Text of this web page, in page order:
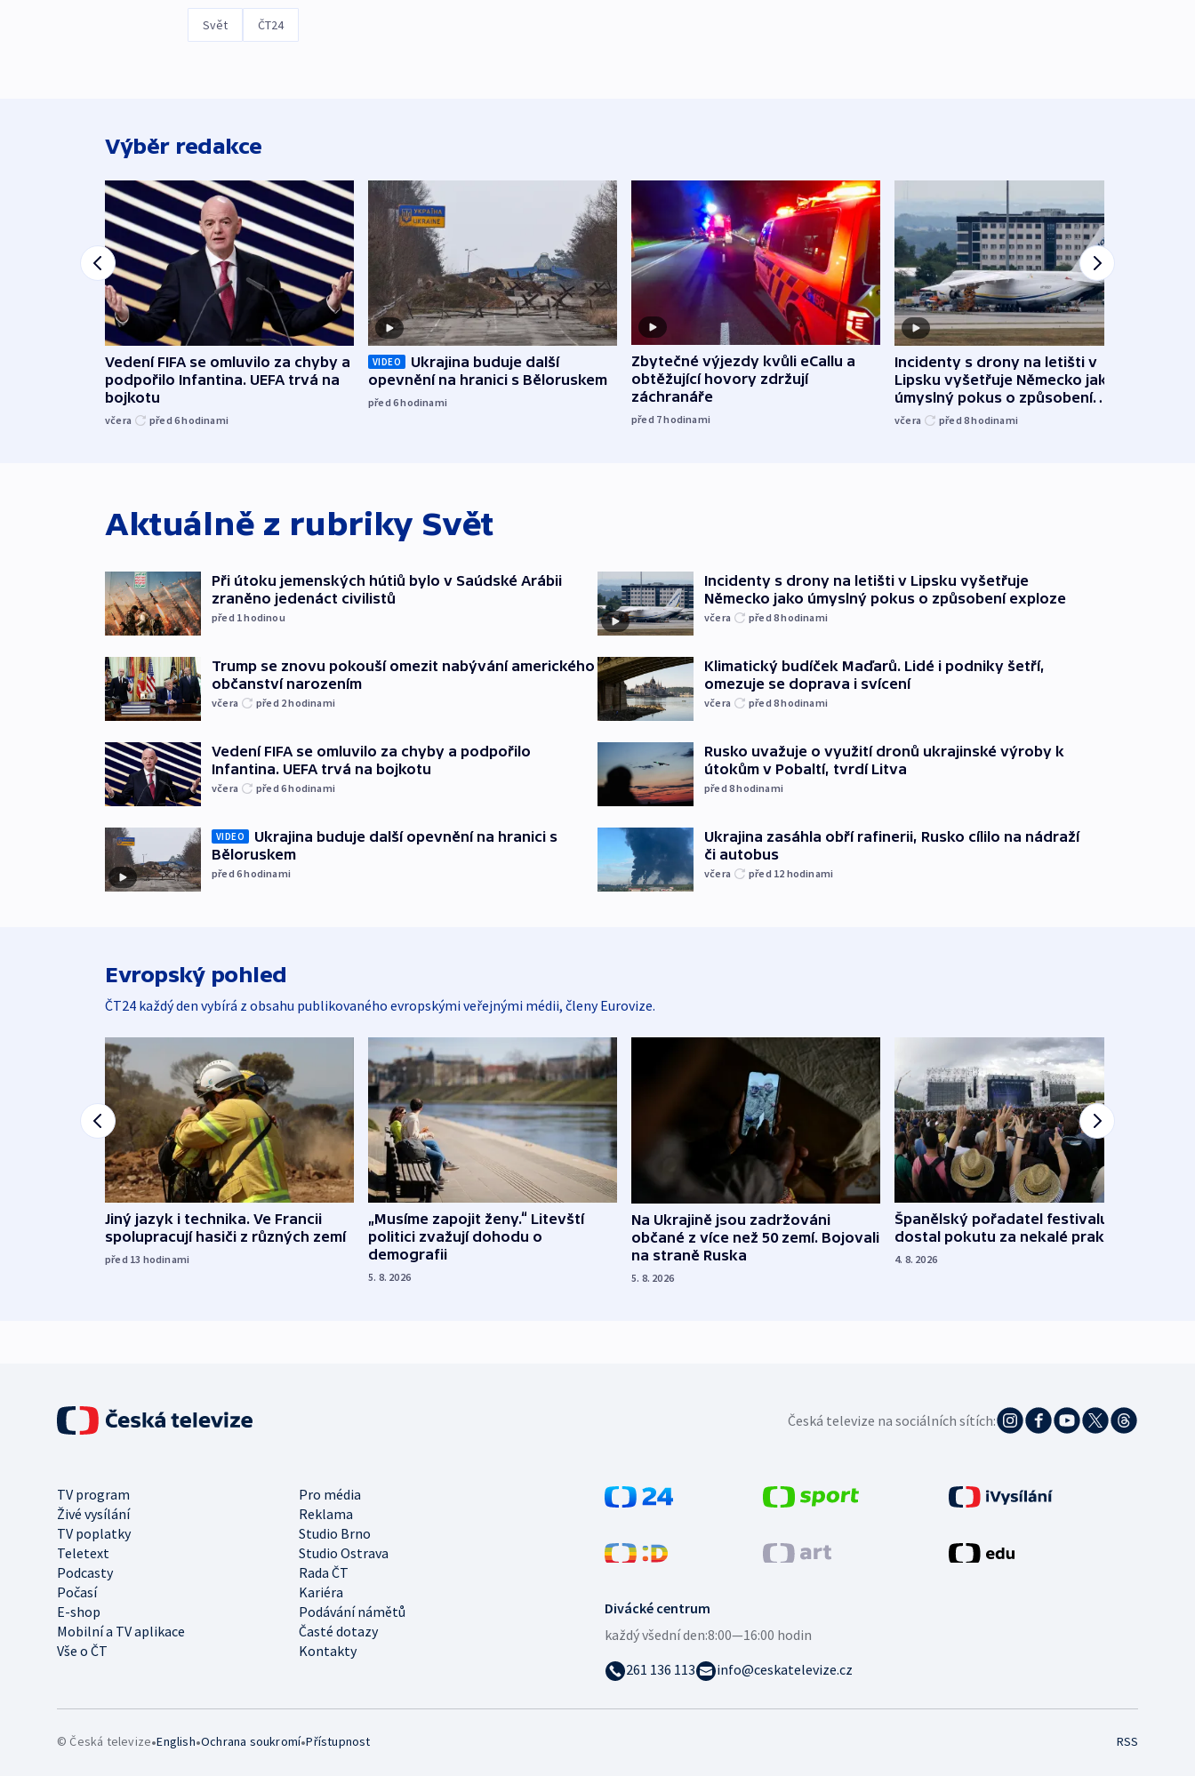
Svět ČT24
Výběr redakce
Vedení FIFA se omluvilo za chyby a
podpořilo Infantina. UEFA trvá na
bojkotu
včera před 6hodinami
VIDEO
Ukrajina buduje další
opevnění na hranici s Běloruskem
před 6hodinami
Zbytečné výjezdy kvůli eCallu a
obtěžující hovory zdržují
záchranáře
před 7hodinami
Incidenty s drony na letišti v
Lipsku vyšetřuje Německo jako
úmyslný pokus o způsobení
exploze
včera před 8hodinami
Aktuálně z rubriky Svět
Při útoku jemenských hútiů bylo v Saúdské Arábii
zraněno jedenáct civilistů
před 1hodinou
Trump se znovu pokouší omezit nabývání amerického
občanství narozením
včera před 2hodinami
Vedení FIFA se omluvilo za chyby a podpořilo
Infantina. UEFA trvá na bojkotu
včera před 6hodinami
VIDEO
Ukrajina buduje další opevnění na hranici s
Běloruskem
před 6hodinami
Incidenty s drony na letišti v Lipsku vyšetřuje
Německo jako úmyslný pokus o způsobení exploze
včera před 8hodinami
Klimatický budíček Maďarů. Lidé i podniky šetří,
omezuje se doprava i svícení
včera před 8hodinami
Rusko uvažuje o využití dronů ukrajinské výroby k
útokům v Pobaltí, tvrdí Litva
před 8hodinami
Ukrajina zasáhla obří rafinerii, Rusko cílilo na nádraží
či autobus
včera před 12 hodinami
Evropský pohled
ČT24 každý den vybírá z obsahu publikovaného evropskými veřejnými médii, členy Eurovize.
Jiný jazyk i technika. Ve Francii
spolupracují hasiči z různých zemí
před 13 hodinami
„Musíme zapojit ženy.“ Litevští
politici zvažují dohodu o
demografii
5. 8. 2026
Na Ukrajině jsou zadržováni
občané z více než 50 zemí. Bojovali
na straně Ruska
5. 8. 2026
Španělský pořadatel festivalu
dostal pokutu za nekalé praktiky
4. 8. 2026
Česká televize na sociálních sítích:
TV program
Pro média
Živé vysílání
Reklama
TV poplatky
Studio Brno
Teletext
Studio Ostrava
Podcasty
Rada ČT
Počasí
Kariéra
E-shop
Podávání námětů
Mobilní a TV aplikace
Časté dotazy
Vše o ČT
Kontakty
Divácké centrum
každý všední den:8:00—16:00 hodin
261 136 113
info@ceskatelevize.cz
© Česká televize•English•Ochrana soukromí•Přístupnost RSS